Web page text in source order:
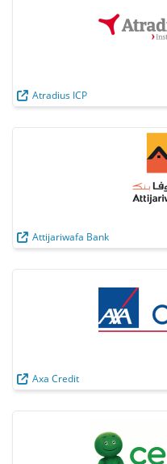
Atradius ICP
Attijariwafa Bank
Axa Credit